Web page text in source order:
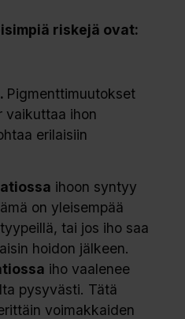
riskejä ovat:
Pigmenttimuutokset
vaikuttaa ihon
erilaisiin
ihoon syntyy
on yleisempää
tai jos iho saa
hoidon jälkeen.
iho vaalenee
pysyvästi. Tätä
voimakkaiden